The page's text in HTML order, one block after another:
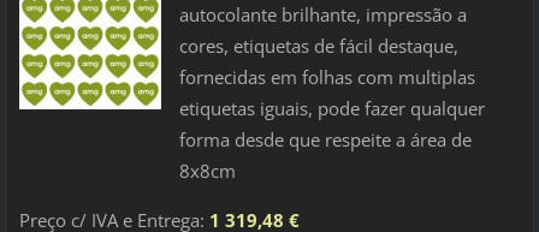
autocolante brilhante, impressão a
cores, etiquetas de fácil destaque,
fornecidas em folhas com multiplas
etiquetas iguais, pode fazer qualquer
forma desde que respeite a área de
8x8cm
Preço c/ IVA e Entrega: 1 319,48 €